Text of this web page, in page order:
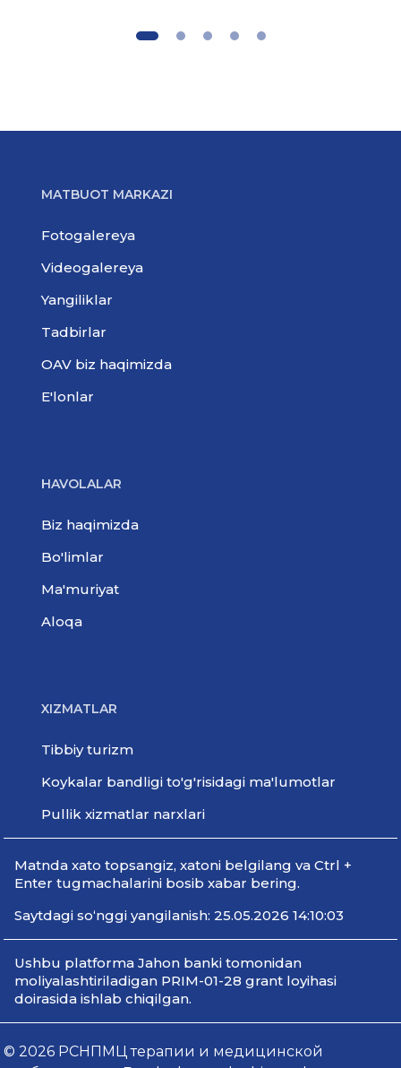
MATBUOT MARKAZI
Fotogalereya
Videogalereya
Yangiliklar
Tadbirlar
OAV biz haqimizda
E'lonlar
HAVOLALAR
Biz haqimizda
Bo'limlar
Ma'muriyat
Aloqa
XIZMATLAR
Tibbiy turizm
Koykalar bandligi to'g'risidagi ma'lumotlar
Pullik xizmatlar narxlari
Мatnda xato topsangiz, xatoni belgilang va Ctrl +
Enter tugmachalarini bosib xabar bering.
Saytdagi so‘nggi yangilanish: 25.05.2026 14:10:03
Ushbu platforma Jahon banki tomonidan
moliyalashtiriladigan PRIM-01-28 grant loyihasi
doirasida ishlab chiqilgan.
© 2026 РСНПМЦ терапии и медицинской